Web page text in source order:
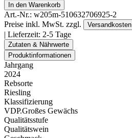
In den Warenkorb
Art.-Nr.: w205m-510632706925-2
Preise inkl. MwSt. zzgl.
Versandkosten
| Lieferzeit: 2-5 Tage
Zutaten & Nährwerte
Produktinformationen
Jahrgang
2024
Rebsorte
Riesling
Klassifizierung
VDP.Großes Gewächs
Qualitätsstufe
Qualitätswein